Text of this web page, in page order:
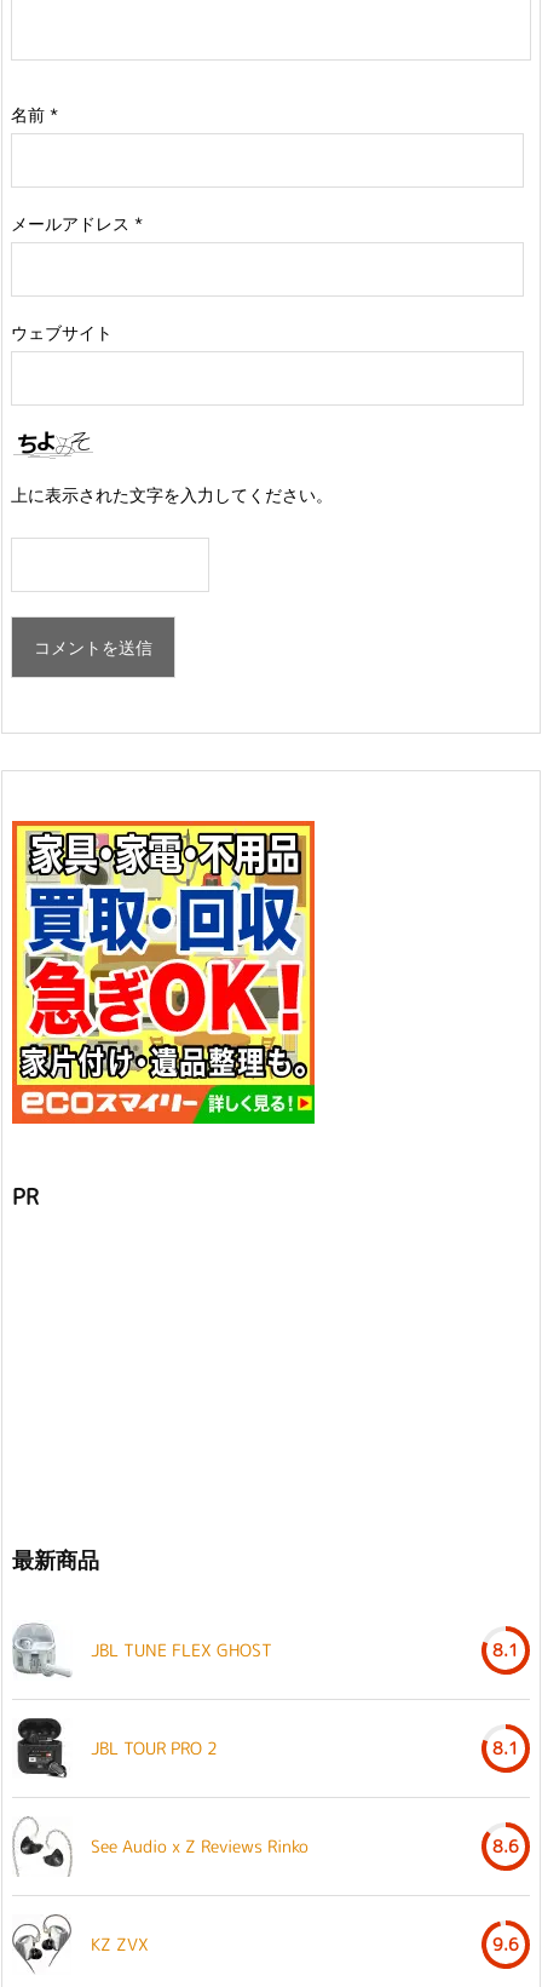
名前 *
メールアドレス *
ウェブサイト
上に表示された文字を入力してください。
PR
最新商品
JBL TUNE FLEX GHOST 8.1
JBL TOUR PRO 2 8.1
See Audio x Z Reviews Rinko 8.6
KZ ZVX 9.6